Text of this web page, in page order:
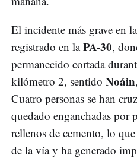
El incidente más grave en
registrado en laPA-30,
permanecido cortada
kilómetro 2, sentido Noáin
Cuatro personas se han
quedado enganchadas por
rellenos de cemento, lo
de la vía y ha generado